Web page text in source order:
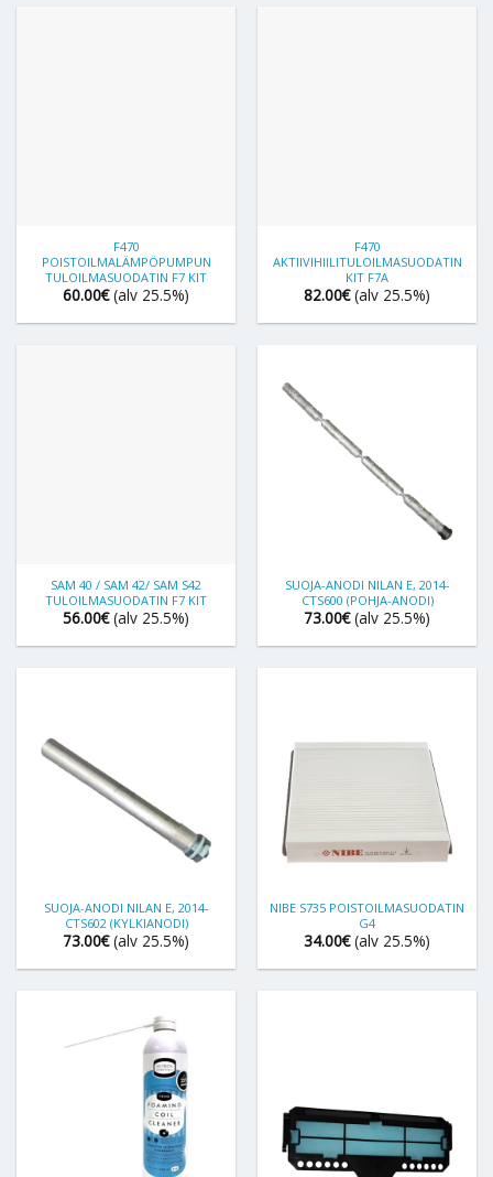
F470
POISTOILMALÄMPÖPUMPUN
TULOILMASUODATIN F7 KIT
60.00€ (alv 25.5%)
F470
AKTIIVIHIILITULOILMASUODATIN
KIT F7A
82.00€ (alv 25.5%)
SAM 40 / SAM 42/ SAM S42
TULOILMASUODATIN F7 KIT
56.00€ (alv 25.5%)
SUOJA-ANODI NILAN E, 2014-
CTS600 (POHJA-ANODI)
73.00€ (alv 25.5%)
SUOJA-ANODI NILAN E, 2014-
CTS602 (KYLKIANODI)
73.00€ (alv 25.5%)
NIBE S735 POISTOILMASUODATIN
G4
34.00€ (alv 25.5%)